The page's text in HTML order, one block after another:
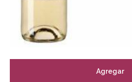
Agregar